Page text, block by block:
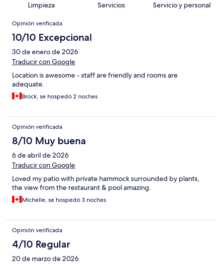
Limpieza Servicios Servicio y personal
Opiniones
Opinión verificada
10/10 Excepcional
30 de enero de 2026
Traducir con Google
Location is awesome - staff are friendly and rooms are
adequate.
Brock, se hospedó 2 noches
Opinión verificada
8/10 Muy buena
6 de abril de 2026
Traducir con Google
Loved my patio with private hammock surrounded by plants,
the view from the restaurant & pool amazing.
Michelle, se hospedó 3 noches
Opinión verificada
4/10 Regular
20 de marzo de 2026